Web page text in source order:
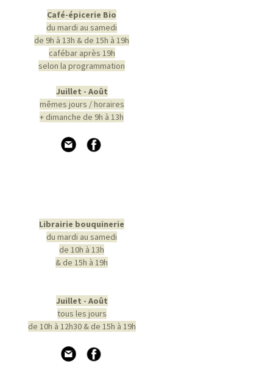
Café-épicerie Bio
du mardi au samedi
de 9h à 13h & de 15h à 19h
cafébar après 19h
selon la programmation
Juillet - Août
mêmes jours / horaires
+ dimanche de 9h à 13h
Librairie bouquinerie
du mardi au samedi
de 10h à 13h
& de 15h à 19h
Juillet - Août
tous les jours
de 10h à 12h30 & de 15h à 19h